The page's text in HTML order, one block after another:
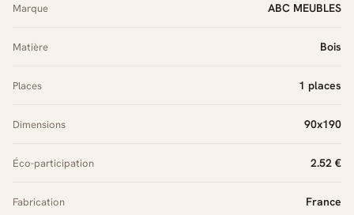
Marque ABC MEUBLES
Matière Bois
Places 1 places
Dimensions 90x190
Éco-participation 2.52 €
Fabrication France